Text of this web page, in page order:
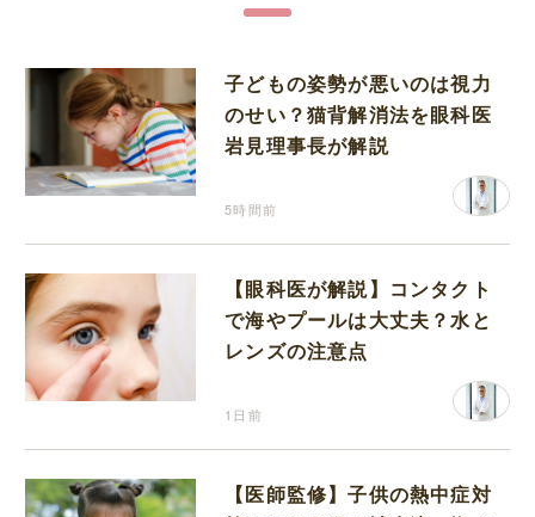
子どもの姿勢が悪いのは視力
のせい？猫背解消法を眼科医
岩見理事長が解説
5時間前
【眼科医が解説】コンタクト
で海やプールは大丈夫？水と
レンズの注意点
1日前
【医師監修】子供の熱中症対